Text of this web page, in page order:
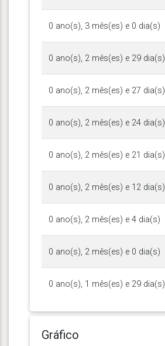
0 ano(s), 3 mês(es) e 0 dia(s)
0 ano(s), 2 mês(es) e 29 dia(s)
0 ano(s), 2 mês(es) e 27 dia(s)
0 ano(s), 2 mês(es) e 24 dia(s)
0 ano(s), 2 mês(es) e 21 dia(s)
0 ano(s), 2 mês(es) e 12 dia(s)
0 ano(s), 2 mês(es) e 4 dia(s)
0 ano(s), 2 mês(es) e 0 dia(s)
0 ano(s), 1 mês(es) e 29 dia(s)
Gráfico